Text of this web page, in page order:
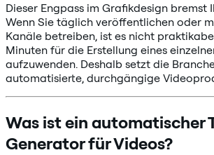
Dieser Engpass im Grafikdesign bremst
Wenn Sie täglich veröffentlichen oder
Kanäle betreiben, ist es nicht
Minuten für die Erstellung eines
aufzuwenden. Deshalb setzt die
automatisierte, durchgängige
Was ist ein automatischer
Generator für Videos?